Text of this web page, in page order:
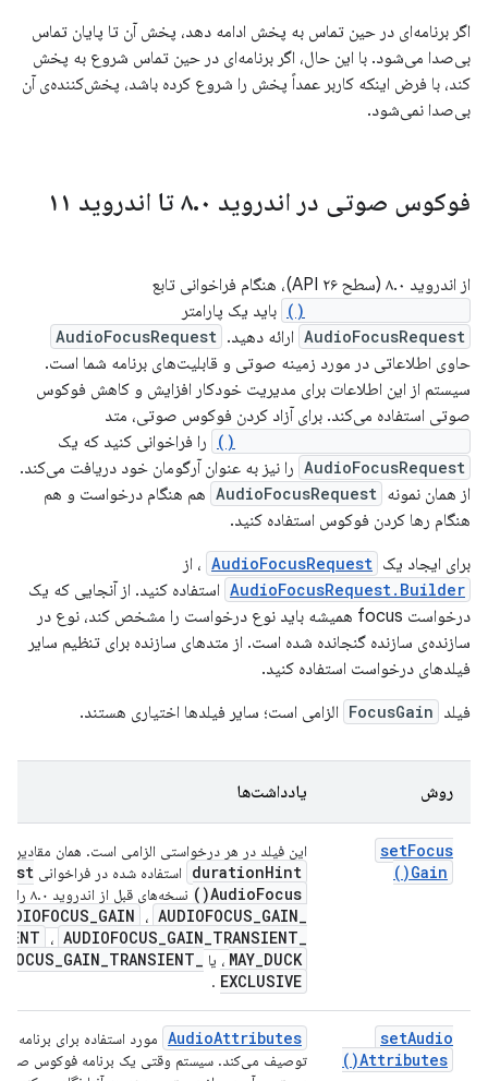
اگر برنامه‌ای در حین تماس به پخش ادامه دهد، پخش آن تا پایان تماس
بی‌صدا می‌شود. با این حال، اگر برنامه‌ای در حین تماس شروع به پخش
کند، با فرض اینکه کاربر عمداً پخش را شروع کرده باشد، پخش‌کننده‌ی آن
بی‌صدا نمی‌شود.
فوکوس صوتی در اندروید ۸ .۰ تا اندروید ۱۱
از اندروید ۸.۰ (سطح API ۲۶)، هنگام فراخوانی تابع
باید یک پارامتر
AudioFocusRequest ارائه دهید. AudioFocusRequest
حاوی اطلاعاتی در مورد زمینه صوتی و قابلیت‌های برنامه شما است.
سیستم از این اطلاعات برای مدیریت خودکار افزایش و کاهش فوکوس
صوتی استفاده می‌کند. برای آزاد کردن فوکوس صوتی، متد
را فراخوانی کنید که یک
AudioFocusRequest را نیز به عنوان آرگومان خود دریافت می‌کند.
از همان نمونه AudioFocusRequest هم هنگام درخواست و هم
هنگام رها کردن فوکوس استفاده کنید.
برای ایجاد یک AudioFocusRequest ، از
AudioFocusRequest.Builder استفاده کنید. از آنجایی که یک
درخواست focus همیشه باید نوع درخواست را مشخص کند، نوع در
سازنده‌ی سازنده گنجانده شده است. از متدهای سازنده برای تنظیم سایر
فیلدهای درخواست استفاده کنید.
فیلد FocusGain الزامی است؛ سایر فیلدها اختیاری هستند.
روش یادداشت‌ها
setFocus
Gain(
)
این فیلد در هر درخواستی الزامی است. همان مقادیر
durationHint استفاده شده در فراخوانی
AudioFocus(
) نسخه‌های قبل از اندروید ۸.۰ را می‌گیرد:
_GAIN ، AUDIOFOCUS_GAIN_
، AUDIOFOCUS_GAIN_TRANSIENT_
MAY_DUCK ، یا _GAIN_TRANSIENT_
EXCLUSIVE
.
setAudio
Attributes(
)
AudioAttributes
مورد استفاده برای برنامه
توصیف می‌کند. سیستم وقتی یک برنامه فوکوس